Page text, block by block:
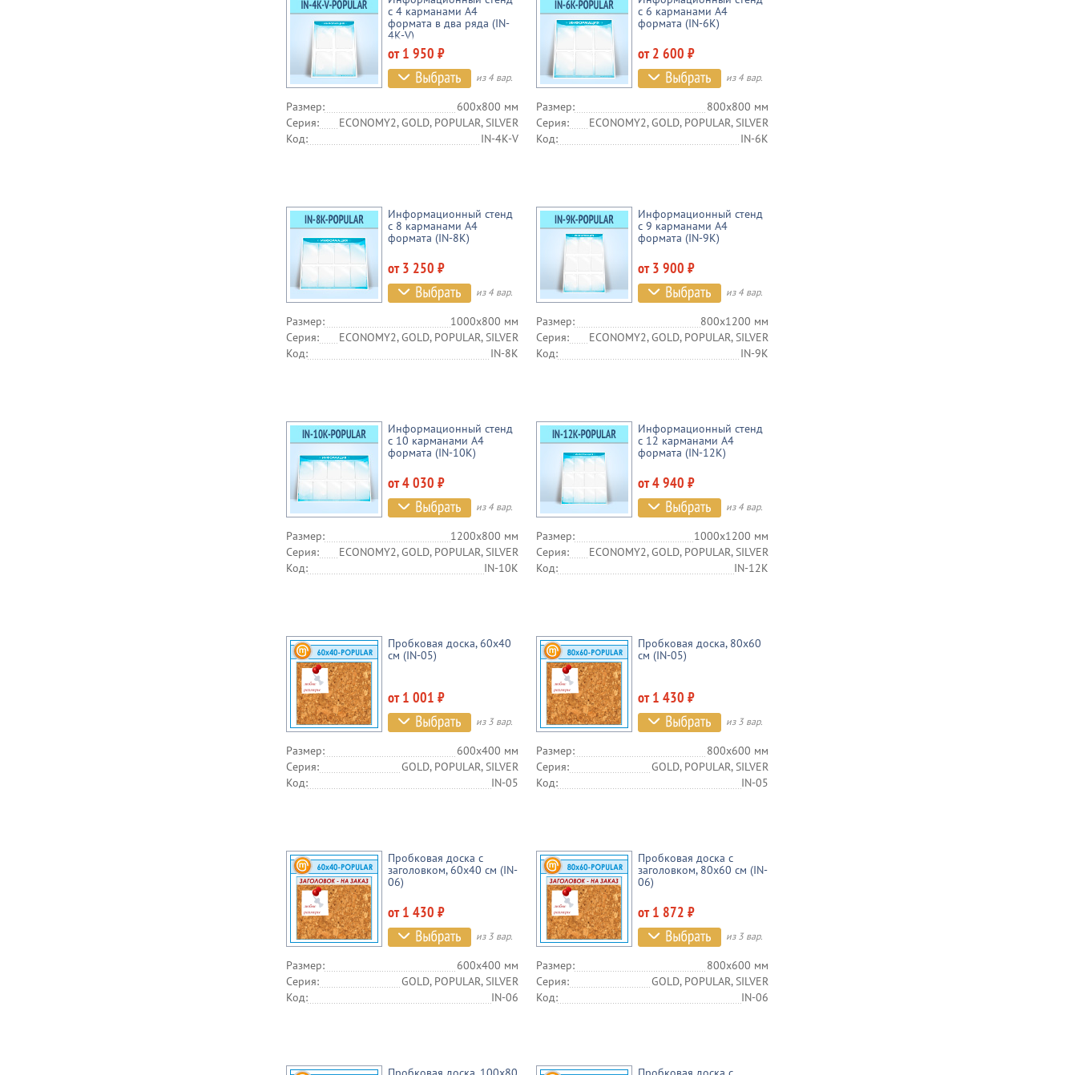
с 4 карманами А4
формата в два ряда (IN-
4K-V)
от 1 950 ₽
из 4 вар.
Размер:
600х800 мм
Серия:
ECONOMY2, GOLD, POPULAR, SILVER
Код:
IN-4K-V
с 6 карманами А4
формата (IN-6K)
от 2 600 ₽
из 4 вар.
Размер:
800х800 мм
Серия:
ECONOMY2, GOLD, POPULAR, SILVER
Код:
IN-6K
Информационный стенд
с 8 карманами А4
формата (IN-8K)
от 3 250 ₽
из 4 вар.
Размер:
1000х800 мм
Серия:
ECONOMY2, GOLD, POPULAR, SILVER
Код:
IN-8K
Информационный стенд
с 9 карманами А4
формата (IN-9K)
от 3 900 ₽
из 4 вар.
Размер:
800х1200 мм
Серия:
ECONOMY2, GOLD, POPULAR, SILVER
Код:
IN-9K
Информационный стенд
с 10 карманами А4
формата (IN-10K)
от 4 030 ₽
из 4 вар.
Размер:
1200х800 мм
Серия:
ECONOMY2, GOLD, POPULAR, SILVER
Код:
IN-10K
Информационный стенд
с 12 карманами А4
формата (IN-12K)
от 4 940 ₽
из 4 вар.
Размер:
1000х1200 мм
Серия:
ECONOMY2, GOLD, POPULAR, SILVER
Код:
IN-12K
Пробковая доска, 60х40
см (IN-05)
от 1 001 ₽
из 3 вар.
Размер:
600х400 мм
Серия:
GOLD, POPULAR, SILVER
Код:
IN-05
Пробковая доска, 80х60
см (IN-05)
от 1 430 ₽
из 3 вар.
Размер:
800х600 мм
Серия:
GOLD, POPULAR, SILVER
Код:
IN-05
Пробковая доска с
заголовком, 60х40 см (IN-
06)
от 1 430 ₽
из 3 вар.
Размер:
600х400 мм
Серия:
GOLD, POPULAR, SILVER
Код:
IN-06
Пробковая доска с
заголовком, 80х60 см (IN-
06)
от 1 872 ₽
из 3 вар.
Размер:
800х600 мм
Серия:
GOLD, POPULAR, SILVER
Код:
IN-06